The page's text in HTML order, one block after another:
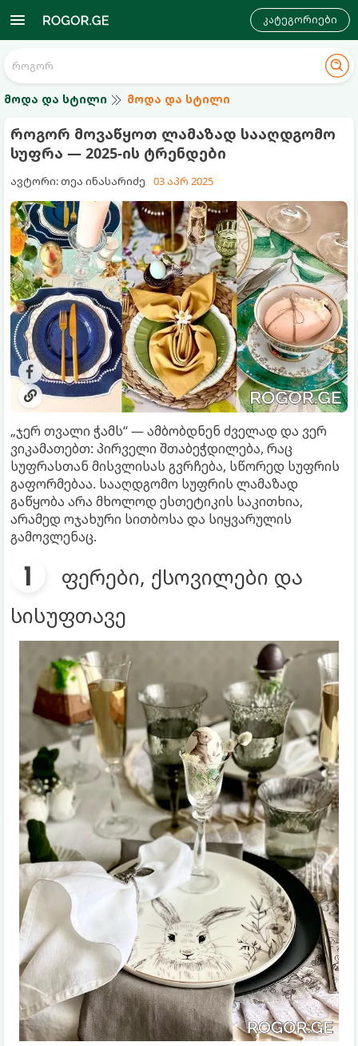
კატეგორიები
მოდა და სტილი მოდა და სტილი
როგორ მოვაწყოთ ლამაზად სააღდგომო
სუფრა — 2025-ის ტრენდები
ავტორი: თეა ინასარიძე 03 აპრ 2025
„ჯერ თვალი ჭამს“ — ამბობდნენ ძველად და ვერ
ვიკამათებთ: პირველი შთაბეჭდილება, რაც
სუფრასთან მისვლისას გვრჩება, სწორედ სუფრის
გაფორმებაა. სააღდგომო სუფრის ლამაზად
გაწყობა არა მხოლოდ ესთეტიკის საკითხია,
არამედ ოჯახური სითბოსა და სიყვარულის
გამოვლენაც.
ფერები, ქსოვილები და
სისუფთავე